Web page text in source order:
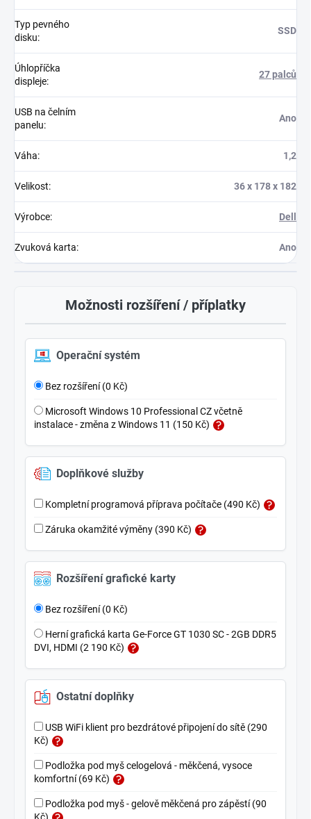
Typ pevného
disku:
SSD
Úhlopříčka
displeje:
27 palců
USB na čelním
panelu:
Ano
Váha: 1,2
Velikost: 36 x 178 x 182
Výrobce: Dell
Zvuková karta: Ano
Možnosti rozšíření / příplatky
Operační systém
Bez rozšíření (0 Kč)
Microsoft Windows 10 Professional CZ včetně
instalace - změna z Windows 11 (150 Kč)
Doplňkové služby
Kompletní programová příprava počítače (490 Kč)
Záruka okamžité výměny (390 Kč)
Rozšíření grafické karty
Bez rozšíření (0 Kč)
Herní grafická karta Ge-Force GT 1030 SC - 2GB DDR5
DVI, HDMI (2 190 Kč)
Ostatní doplňky
USB WiFi klient pro bezdrátové připojení do sítě (290
Kč)
Podložka pod myš celogelová - měkčená, vysoce
komfortní (69 Kč)
Podložka pod myš - gelově měkčená pro zápěstí (90